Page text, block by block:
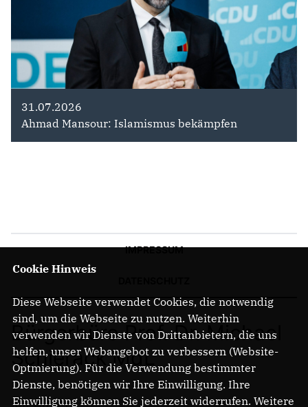
31.07.2026
Ahmad Mansour: Islamismus bekämpfen
IMPRESSUM
Bürgerbüro Prof. Dr. Michael
Schierack MdL
Am Turm 14
Cookie Hinweis
Diese Webseite verwendet Cookies, die notwendig
sind, um die Webseite zu nutzen. Weiterhin
verwenden wir Dienste von Drittanbietern, die uns
helfen, unser Webangebot zu verbessern (Website-
Optmierung). Für die Verwendung bestimmter
Dienste, benötigen wir Ihre Einwilligung. Ihre
Einwilligung können Sie jederzeit widerrufen. Weitere